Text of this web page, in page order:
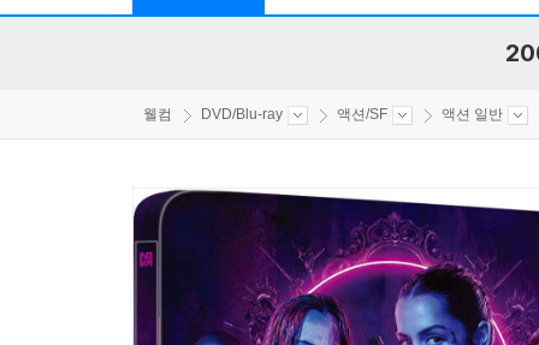
웰컴 DVD/Blu-ray 액션/SF 액션 일반